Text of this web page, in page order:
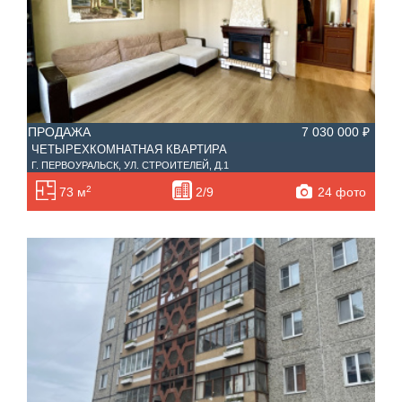
ПРОДАЖА 7 030 000 ₽
ЧЕТЫРЕХКОМНАТНАЯ КВАРТИРА
Г. ПЕРВОУРАЛЬСК, УЛ. СТРОИТЕЛЕЙ, Д.1
73 м2 2/9 24 фото